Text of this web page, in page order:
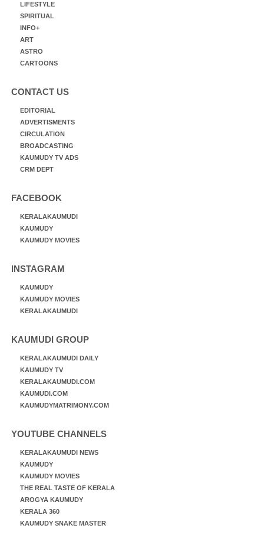
LIFESTYLE
SPIRITUAL
INFO+
ART
ASTRO
CARTOONS
CONTACT US
EDITORIAL
ADVERTISMENTS
CIRCULATION
BROADCASTING
KAUMUDY TV ADS
CRM DEPT
FACEBOOK
KERALAKAUMUDI
KAUMUDY
KAUMUDY MOVIES
INSTAGRAM
KAUMUDY
KAUMUDY MOVIES
KERALAKAUMUDI
KAUMUDI GROUP
KERALAKAUMUDI DAILY
KAUMUDY TV
KERALAKAUMUDI.COM
KAUMUDI.COM
KAUMUDYMATRIMONY.COM
YOUTUBE CHANNELS
KERALAKAUMUDI NEWS
KAUMUDY
KAUMUDY MOVIES
THE REAL TASTE OF KERALA
AROGYA KAUMUDY
KERALA 360
KAUMUDY SNAKE MASTER